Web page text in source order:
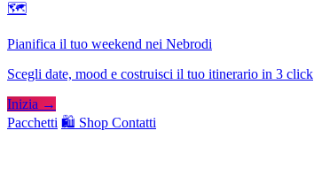
🗺
Pianifica il tuo weekend nei Nebrodi
Scegli date, mood e costruisci il tuo itinerario in 3 click
Inizia →
Pacchetti 🛍️ Shop Contatti